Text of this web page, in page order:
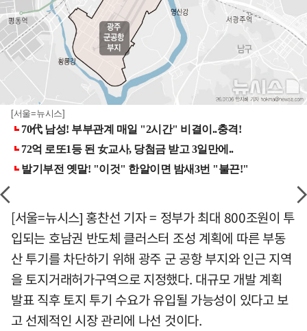
[서울=뉴시스]
[서울=뉴시스] 홍찬선 기자 = 정부가 최대 800조원이 투
입되는 호남권 반도체 클러스터 조성 계획에 따른 부동
산 투기를 차단하기 위해 광주 군 공항 부지와 인근 지역
을 토지거래허가구역으로 지정했다. 대규모 개발 계획
발표 직후 토지 투기 수요가 유입될 가능성이 있다고 보
고 선제적인 시장 관리에 나선 것이다.